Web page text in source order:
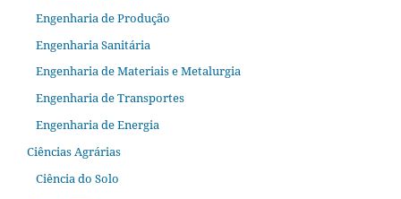
Engenharia de Produção
Engenharia Sanitária
Engenharia de Materiais e Metalurgia
Engenharia de Transportes
Engenharia de Energia
Ciências Agrárias
Ciência do Solo